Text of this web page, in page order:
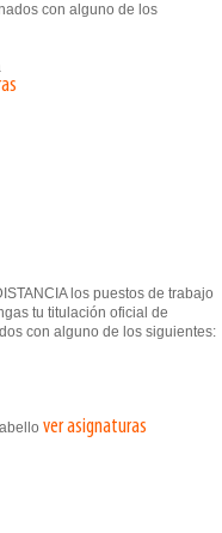
con alguno de los
los puestos de trabajo
tu titulación oficial de
con alguno de los siguientes:
ver asignaturas